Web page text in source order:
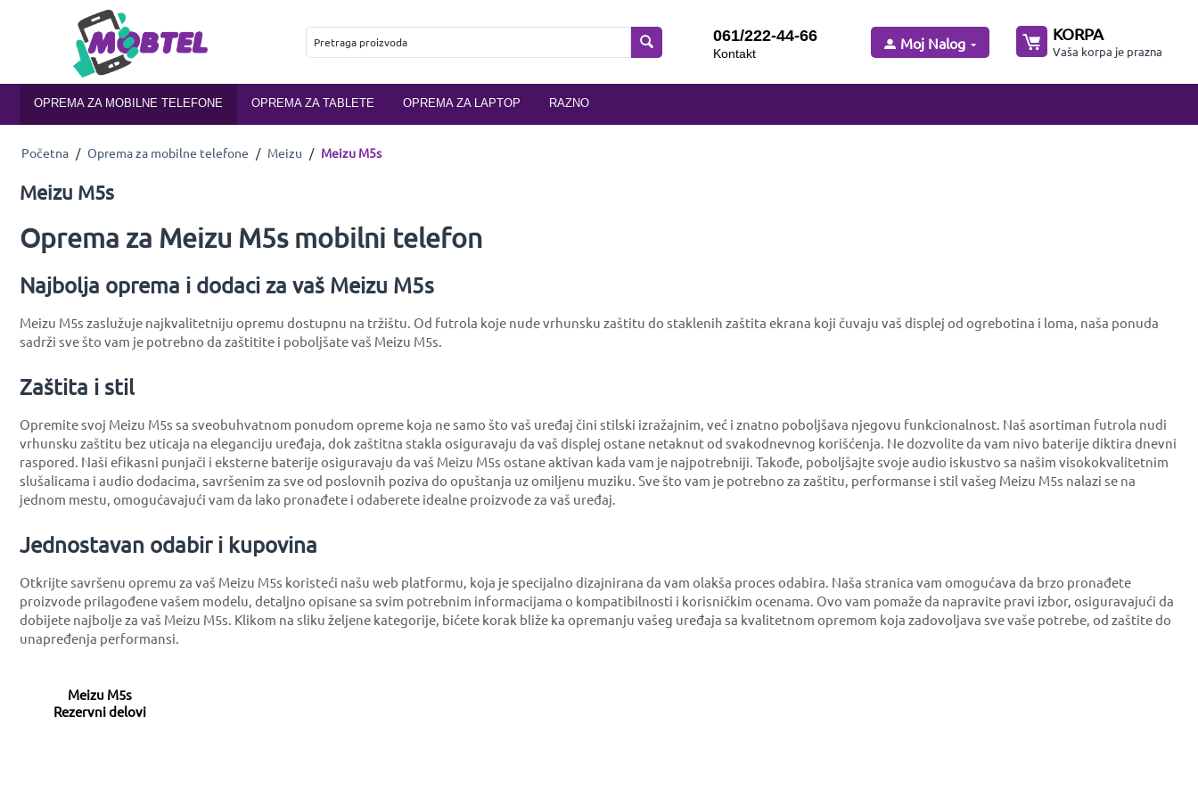
061/222-44-66
Kontakt
Moj Nalog KORPA
Vaša korpa je prazna
OPREMA ZA MOBILNE TELEFONE OPREMA ZA TABLETE OPREMA ZA LAPTOP RAZNO
Početna / Oprema za mobilne telefone / Meizu / Meizu M5s
Meizu M5s
Oprema za Meizu M5s mobilni telefon
Najbolja oprema i dodaci za vaš Meizu M5s
Meizu M5s zaslužuje najkvalitetniju opremu dostupnu na tržištu. Od futrola koje nude vrhunsku zaštitu do staklenih zaštita ekrana koji čuvaju vaš displej od ogrebotina i loma, naša ponuda
sadrži sve što vam je potrebno da zaštitite i poboljšate vaš Meizu M5s.
Zaštita i stil
Opremite svoj Meizu M5s sa sveobuhvatnom ponudom opreme koja ne samo što vaš uređaj čini stilski izražajnim, već i znatno poboljšava njegovu funkcionalnost. Naš asortiman futrola nudi
vrhunsku zaštitu bez uticaja na eleganciju uređaja, dok zaštitna stakla osiguravaju da vaš displej ostane netaknut od svakodnevnog korišćenja. Ne dozvolite da vam nivo baterije diktira dnevni
raspored. Naši efikasni punjači i eksterne baterije osiguravaju da vaš Meizu M5s ostane aktivan kada vam je najpotrebniji. Takođe, poboljšajte svoje audio iskustvo sa našim visokokvalitetnim
slušalicama i audio dodacima, savršenim za sve od poslovnih poziva do opuštanja uz omiljenu muziku. Sve što vam je potrebno za zaštitu, performanse i stil vašeg Meizu M5s nalazi se na
jednom mestu, omogućavajući vam da lako pronađete i odaberete idealne proizvode za vaš uređaj.
Jednostavan odabir i kupovina
Otkrijte savršenu opremu za vaš Meizu M5s koristeći našu web platformu, koja je specijalno dizajnirana da vam olakša proces odabira. Naša stranica vam omogućava da brzo pronađete
proizvode prilagođene vašem modelu, detaljno opisane sa svim potrebnim informacijama o kompatibilnosti i korisničkim ocenama. Ovo vam pomaže da napravite pravi izbor, osiguravajući da
dobijete najbolje za vaš Meizu M5s. Klikom na sliku željene kategorije, bićete korak bliže ka opremanju vašeg uređaja sa kvalitetnom opremom koja zadovoljava sve vaše potrebe, od zaštite do
unapređenja performansi.
Meizu M5s
Rezervni delovi